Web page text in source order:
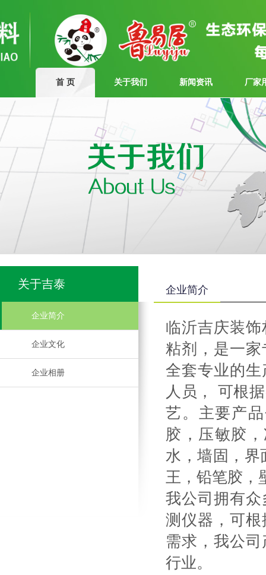
首 页 关于我们 新闻资讯 厂家
关于吉泰
企业简介
企业文化
企业相册
企业简介
临沂吉庆装
粘剂，是一
全套专业的
人员， 可根
艺。主要产
胶，压敏胶
水，墙固，界
王，铅笔胶，
我公司拥有
测仪器，可
需求，我公
行业。